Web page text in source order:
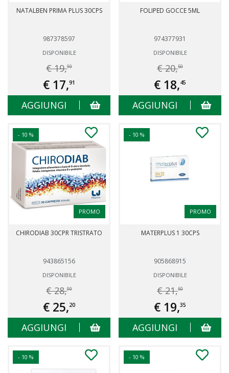
NATALBEN PRIMA PLUS 30CPS
987378597
DISPONIBILE
€ 19,90
€ 17,91
AGGIUNGI
FOLIPED GOCCE 5ML
974377931
DISPONIBILE
€ 20,50
€ 18,45
AGGIUNGI
- 10 %
PROMO
CHIRODIAB 30CPR TRISTRATO
943865156
DISPONIBILE
€ 28,00
€ 25,20
AGGIUNGI
- 10 %
PROMO
MATERPLUS 1 30CPS
905868915
DISPONIBILE
€ 21,50
€ 19,35
AGGIUNGI
- 10 % - 10 %